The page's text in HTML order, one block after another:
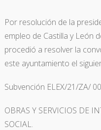
Por resolución de la
empleo de Castilla y León
procedió a resolver la
este ayuntamiento el
Subvención ELEX/21/ZA/
OBRAS Y SERVICIOS DE
SOCIAL.